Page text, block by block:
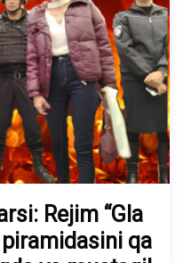
Rejim “Gla
qa